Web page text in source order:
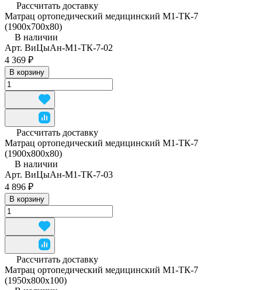
Рассчитать доставку
Матрац ортопедический медицинский М1-ТК-7
(1900х700х80)
В наличии
Арт. ВиЦыАн-М1-ТК-7-02
4 369 ₽
В корзину
Рассчитать доставку
Матрац ортопедический медицинский М1-ТК-7
(1900х800х80)
В наличии
Арт. ВиЦыАн-М1-ТК-7-03
4 896 ₽
В корзину
Рассчитать доставку
Матрац ортопедический медицинский М1-ТК-7
(1950x800x100)